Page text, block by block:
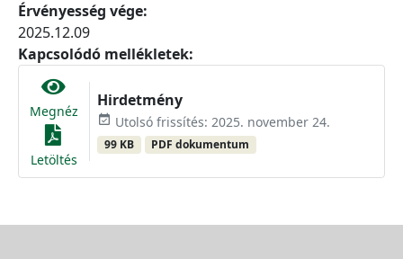
Érvényesség vége:
2025.12.09
Kapcsolódó mellékletek:
Megnéz
Letöltés
Hirdetmény
event_available Utolsó frissítés: 2025. november 24.
99 KB PDF dokumentum